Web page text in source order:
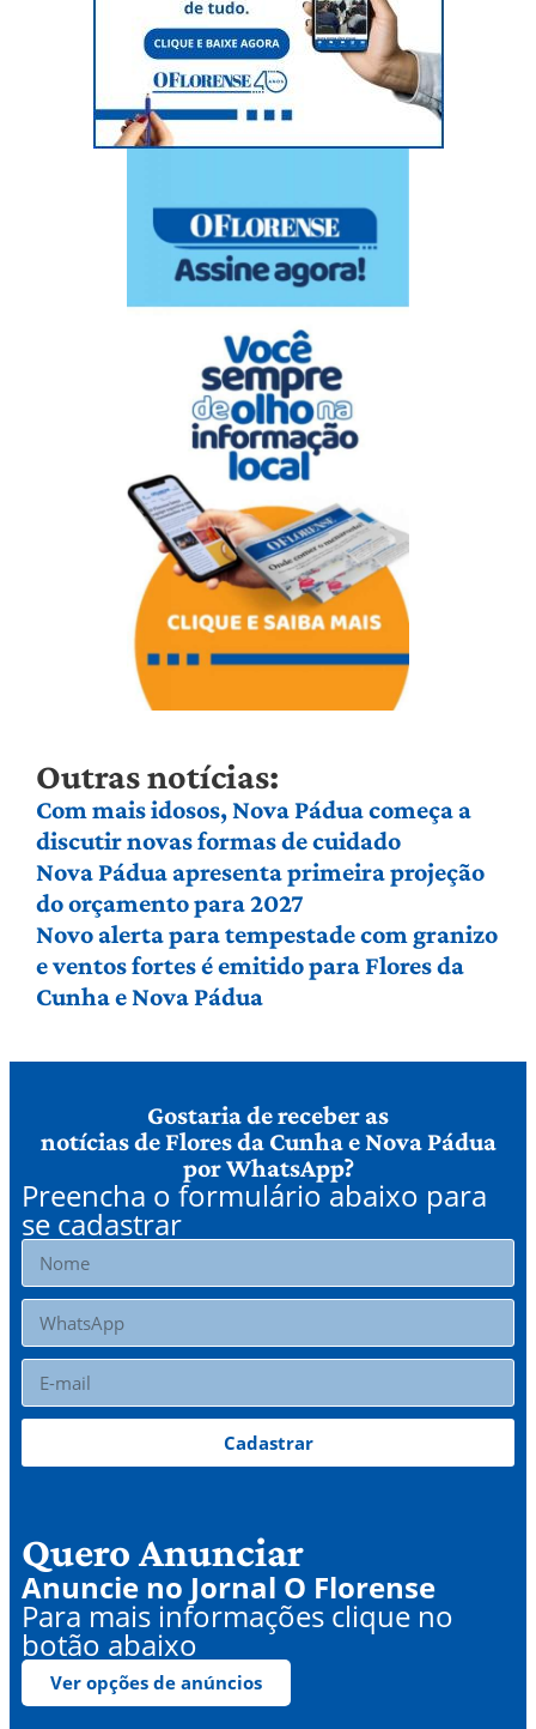
Outras notícias:
Com mais idosos, Nova Pádua começa a
discutir novas formas de cuidado
Nova Pádua apresenta primeira projeção
do orçamento para 2027
Novo alerta para tempestade com granizo
e ventos fortes é emitido para Flores da
Cunha e Nova Pádua
Gostaria de receber as
notícias de Flores da Cunha e Nova Pádua
por WhatsApp?
Preencha o formulário abaixo para
se cadastrar
Cadastrar
Quero Anunciar
Anuncie no Jornal O Florense
Para mais informações clique no
botão abaixo
Ver opções de anúncios